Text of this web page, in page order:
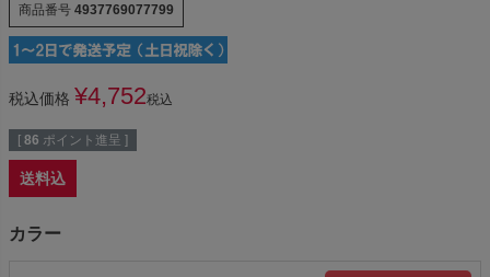
商品番号 4937769077799
税込価格 ¥4,752税込
[ 86 ポイント進呈 ]
送料込
カラー